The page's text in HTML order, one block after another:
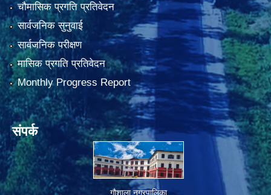
चौमासिक प्रगति प्रतिवेदन
सार्वजनिक सुनुवाई
सार्वजनिक परीक्षण
मासिक प्रगति प्रतिवेदन
Monthly Progress Report
संपर्क
गौशाला नगरपालिका